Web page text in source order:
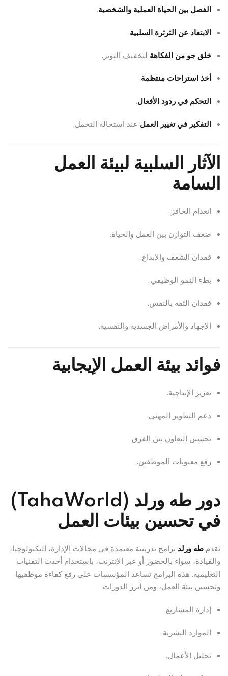
الفصل بين الحياة العملية والشخصية.
الابتعاد عن الثرثرة السلبية.
خلق جو من الفكاهة لتخفيف التوتر.
أخذ استراحات منتظمة.
التحكم في ردود الأفعال.
التفكير في تغيير العمل عند استحالة التحمل.
الآثار السلبية لبيئة العمل
السامة
انعدام الحافز.
ضعف التوازن بين العمل والحياة.
فقدان الشغف والإبداع.
بطء النمو الوظيفي.
فقدان الثقة بالنفس.
الإجهاد والأمراض الجسدية والنفسية.
فوائد بيئة العمل الإيجابية
تعزيز الإنتاجية.
دعم التطوير المهني.
تحسين التعاون بين الفرق.
رفع معنويات الموظفين.
دور طه ورلد (TahaWorld)
في تحسين بيئات العمل
تقدم طه ورلد برامج تدريبية معتمدة في مجالات الإدارة، التكنولوجيا،
والقيادة، سواء بالحضور أو عبر الإنترنت، باستخدام أحدث التقنيات
التعليمية. هذه البرامج تساعد المؤسسات على رفع كفاءة موظفيها
وتحسين بيئة العمل، ومن أبرز الدورات:
إدارة المشاريع.
الموارد البشرية.
تحليل الأعمال.